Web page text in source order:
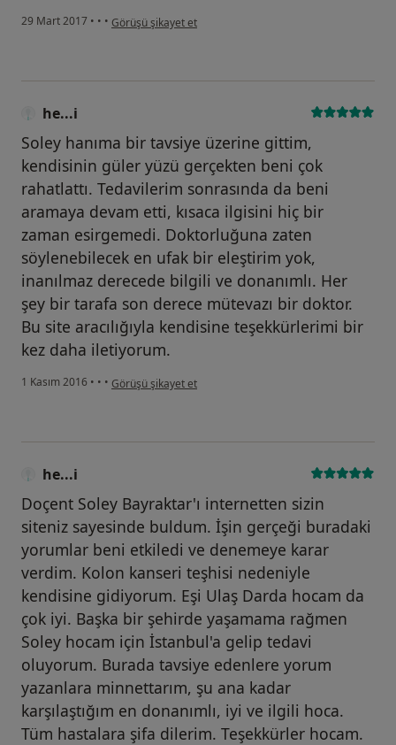
29 Mart 2017 • • • kullanıcının görüşüne göre he...i
Görüşü şikayet et
he...i
Soley hanıma bir tavsiye üzerine gittim,
kendisinin güler yüzü gerçekten beni çok
rahatlattı. Tedavilerim sonrasında da beni
aramaya devam etti, kısaca ilgisini hiç bir
zaman esirgemedi. Doktorluğuna zaten
söylenebilecek en ufak bir eleştirim yok,
inanılmaz derecede bilgili ve donanımlı. Her
şey bir tarafa son derece mütevazı bir doktor.
Bu site aracılığıyla kendisine teşekkürlerimi bir
kez daha iletiyorum.
1 Kasım 2016 • • • kullanıcının görüşüne göre he...i
Görüşü şikayet et
he...i
Doçent Soley Bayraktar'ı internetten sizin
siteniz sayesinde buldum. İşin gerçeği buradaki
yorumlar beni etkiledi ve denemeye karar
verdim. Kolon kanseri teşhisi nedeniyle
kendisine gidiyorum. Eşi Ulaş Darda hocam da
çok iyi. Başka bir şehirde yaşamama rağmen
Soley hocam için İstanbul'a gelip tedavi
oluyorum. Burada tavsiye edenlere yorum
yazanlara minnettarım, şu ana kadar
karşılaştığım en donanımlı, iyi ve ilgili hoca.
Tüm hastalara şifa dilerim. Teşekkürler hocam.